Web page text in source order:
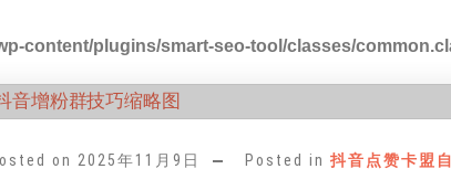
content/plugins/smart-seo-tool/classes/
on 2025年11月9日 Posted in抖音点赞卡盟